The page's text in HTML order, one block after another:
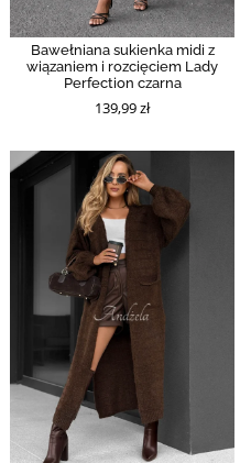
Bawełniana sukienka midi z
wiązaniem i rozcięciem Lady
Perfection czarna
139,99 zł